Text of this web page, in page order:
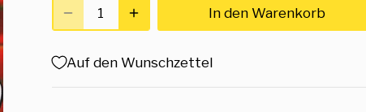
In den Warenkorb
Auf den Wunschzettel